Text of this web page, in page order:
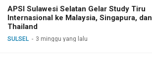
APSI Sulawesi Selatan Gelar Study Tiru
Internasional ke Malaysia, Singapura, dan
Thailand
SULSEL 3 minggu yang lalu